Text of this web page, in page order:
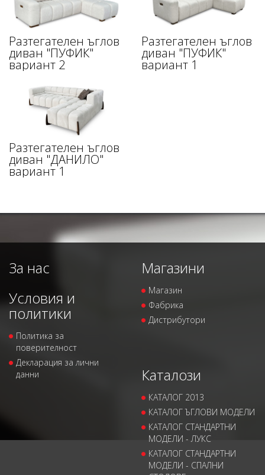
Разтегателен ъглов
диван "ПУФИК"
вариант 2
Разтегателен ъглов
диван "ПУФИК"
вариант 1
Разтегателен ъглов
диван "ДАНИЛО"
вариант 1
За нас
Условия и
политики
Политика за
поверителност
Декларация за лични
данни
Магазини
Магазин
Фабрика
Дистрибутори
Каталози
КАТАЛОГ 2013
КАТАЛОГ ЪГЛОВИ МОДЕЛИ
КАТАЛОГ СТАНДАРТНИ
МОДЕЛИ - ЛУКС
КАТАЛОГ СТАНДАРТНИ
МОДЕЛИ - СПАЛНИ